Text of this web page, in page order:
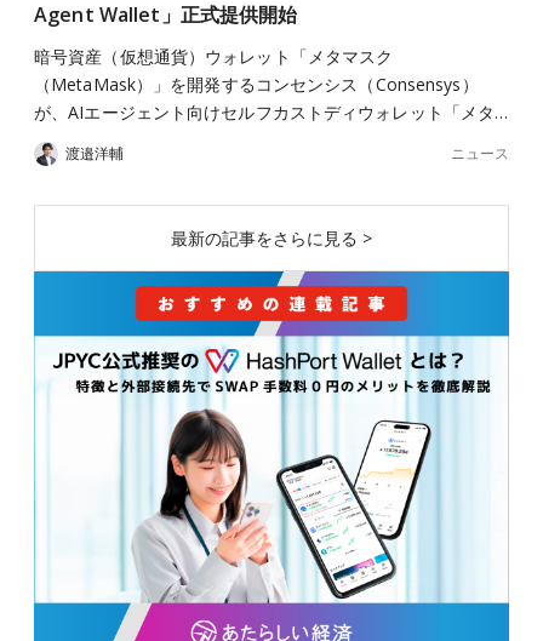
Agent Wallet」正式提供開始
暗号資産（仮想通貨）ウォレット「メタマスク
（MetaMask）」を開発するコンセンシス（Consensys）
が、AIエージェント向けセルフカストディウォレット「メタ…
渡邉洋輔 ニュース
最新の記事をさらに見る >